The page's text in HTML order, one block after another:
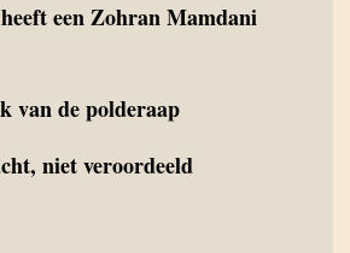
een Zohran Mamdani
van de polderaap
niet veroordeeld